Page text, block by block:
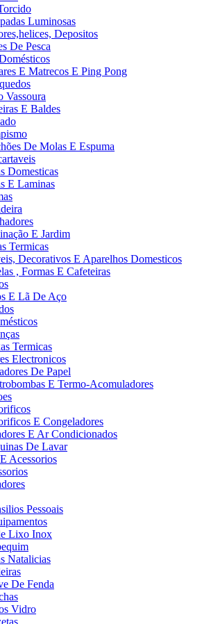
Luminosas
Depositos
De Pesca
E Matrecos E Ping Pong
Vassoura
E Baldes
De Molas E Espuma
Domesticas
E Laminas
E Jardim
Termicas
Decorativos E Aparelhos Domesticos
, Formas E Cafeteiras
E Lã De Aço
Termicas
Electronicos
De Papel
E Termo-Acomuladores
E Congeladores
E Ar Condicionados
De Lavar
Acessorios
Pessoais
Lixo Inox
Natalicias
De Fenda
Vidro